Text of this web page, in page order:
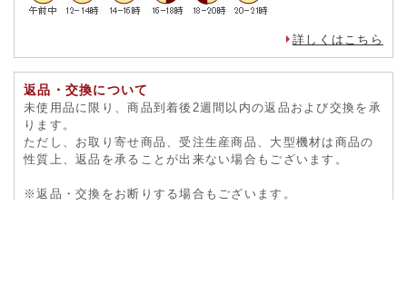
詳しくはこちら
返品・交換について
未使用品に限り、商品到着後2週間以内の返品および交換を承
ります。
ただし、お取り寄せ商品、受注生産商品、大型機材は商品の
性質上、返品を承ることが出来ない場合もございます。
※返品・交換をお断りする場合もございます。